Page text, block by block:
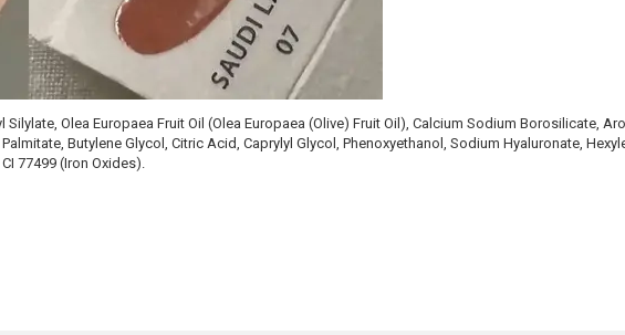
Olea Europaea Fruit Oil (Olea Europaea (Olive) Fruit Oil), Calcium Sodium Borosilicate,
Butylene Glycol, Citric Acid, Caprylyl Glycol, Phenoxyethanol, Sodium Hyaluronate,
77499 (Iron Oxides).